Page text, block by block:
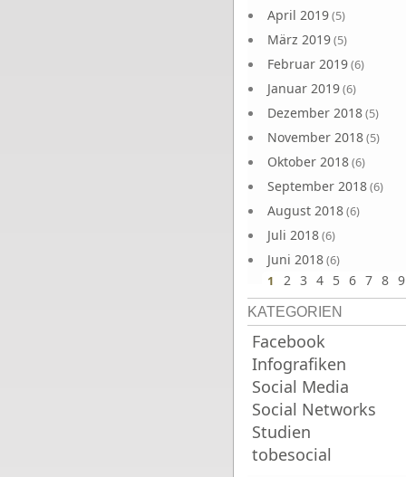
April 2019(5)
März 2019(5)
Februar 2019(6)
Januar 2019(6)
Dezember 2018(5)
November 2018(5)
Oktober 2018(6)
September 2018(6)
August 2018(6)
Juli 2018(6)
Juni 2018(6)
1 2 3 4 5 6 7 8 9
KATEGORIEN
Facebook
Infografiken
Social Media
Social Networks
Studien
tobesocial